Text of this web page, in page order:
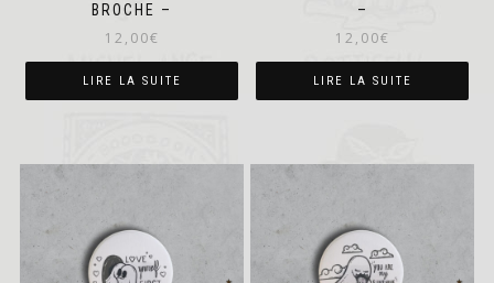
BROCHE –
12,00€
LIRE LA SUITE
–
12,00€
LIRE LA SUITE